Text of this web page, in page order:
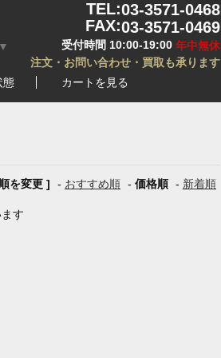
TEL:03-3571-0468
FAX:03-3571-0469
受付時間 10:00-19:00 年中無休
注文・お問い合わせ・買取も承ります
▼
態 カートを見る
を変更 ] - おすすめ順 - 価格順 - 新着順
す